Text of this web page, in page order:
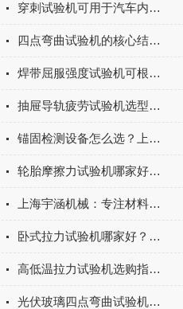
穿刺试验机可用于汽车内饰表皮、防撞缓冲材料得性能测试
四点弯曲试验机的核心结构与工作原理特点
焊带屈服强度试验机可根据不同标准和试验需求调整试验条件
抽屉导轨疲劳试验机选型指南：如何量化评估家具五金的耐用性
锚固检测设备怎么选？上海宇涵膨胀螺丝拉拔试验机品牌评测
轮胎摩擦力试验机哪家好？上海宇涵试验机综合评测
上海宇涵机械：专注材料力学检测，电池片拉力试验机助力光伏品质管控
卧式拉力试验机哪家好？2026年国产实力厂家实测推荐
高低温拉力试验机选购指南：聚焦上海宇涵的技术实力与可靠方案
光伏玻璃四点弯曲试验机的重要性